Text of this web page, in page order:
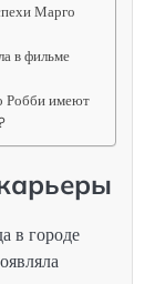
Марго
в фильме
Робби имеют
в городе